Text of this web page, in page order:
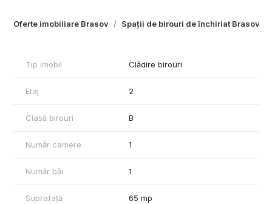
Oferte imobiliare Brasov Spații de birouri de închiriat Brasov
interfon.
Telefon: 0736675773. # www.Spatii-comerciale-brasov.ro
# https://HaleBrasov.ro
Tip imobil Clădire birouri
Etaj 2
Clasă birouri B
Număr camere 1
Număr băi 1
Suprafață
65 mp